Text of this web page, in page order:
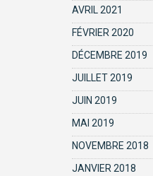
AVRIL 2021
FÉVRIER 2020
DÉCEMBRE 2019
JUILLET 2019
JUIN 2019
MAI 2019
NOVEMBRE 2018
JANVIER 2018